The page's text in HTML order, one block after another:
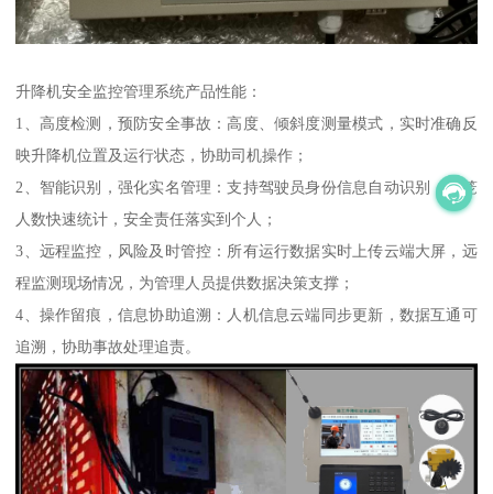
升降机安全监控管理系统产品性能：
1、高度检测，预防安全事故：高度、倾斜度测量模式，实时准确反
映升降机位置及运行状态，协助司机操作；
2、智能识别，强化实名管理：支持驾驶员身份信息自动识别，吊笼
人数快速统计，安全责任落实到个人；
3、远程监控，风险及时管控：所有运行数据实时上传云端大屏，远
程监测现场情况，为管理人员提供数据决策支撑；
4、操作留痕，信息协助追溯：人机信息云端同步更新，数据互通可
追溯，协助事故处理追责。